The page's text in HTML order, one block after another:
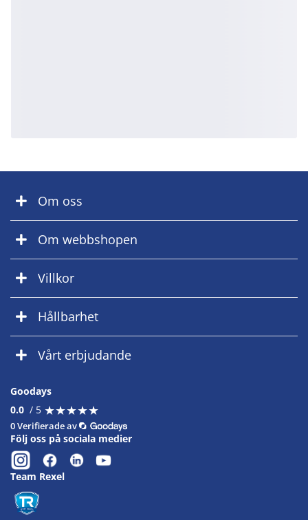
Om oss
Om webbshopen
Villkor
Hållbarhet
Vårt erbjudande
Goodays
0.0 / 5 ★★★★★
★★★★★
0 Verifierade av
Följ oss på sociala medier
Team Rexel